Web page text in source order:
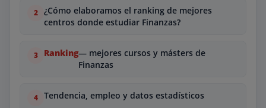
¿Cómo elaboramos el ranking de mejores
centros donde estudiar Finanzas?
Ranking— mejores cursos y másters de
Finanzas
Tendencia, empleo y datos estadísticos